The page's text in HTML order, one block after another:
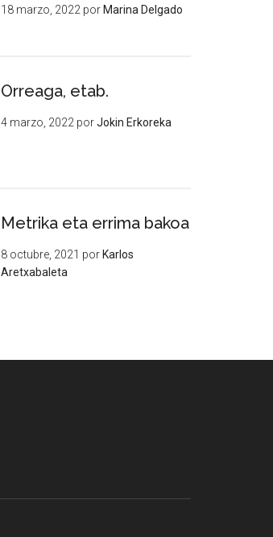
18 marzo, 2022 por Marina Delgado
Orreaga, etab.
4 marzo, 2022 porJokin Erkoreka
Metrika eta errima bakoa
8 octubre, 2021 por Karlos
Aretxabaleta